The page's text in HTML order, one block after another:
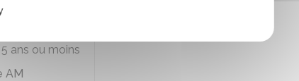
des
ans ou moins
AM